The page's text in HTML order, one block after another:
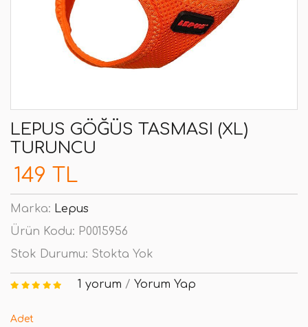
LEPUS GÖĞÜS TASMASI (XL)
TURUNCU
149 TL
Marka: Lepus
Ürün Kodu: P0015956
Stok Durumu: Stokta Yok
1 yorum / Yorum Yap
Adet